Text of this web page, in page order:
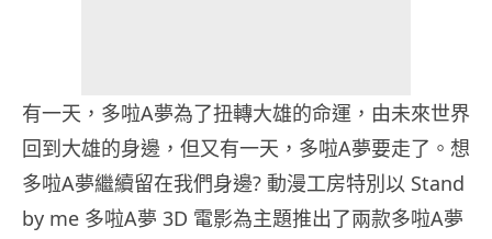
有一天，多啦A夢為了扭轉大雄的命運，由未來世界
回到大雄的身邊，但又有一天，多啦A夢要走了。想
多啦A夢繼續留在我們身邊? 動漫工房特別以 Stand
by me 多啦A夢 3D 電影為主題推出了兩款多啦A夢